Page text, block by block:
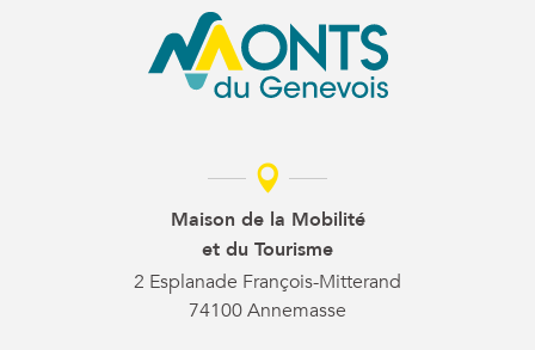
Maison de la Mobilité
et du Tourisme
2 Esplanade François-Mitterand
74100 Annemasse